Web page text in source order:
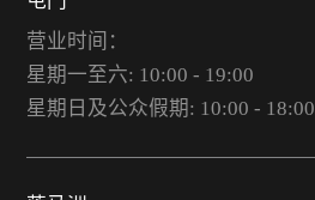
营业时间：
星期一至六: 10:00 - 19:00
星期日及公众假期: 10:00 - 18:00